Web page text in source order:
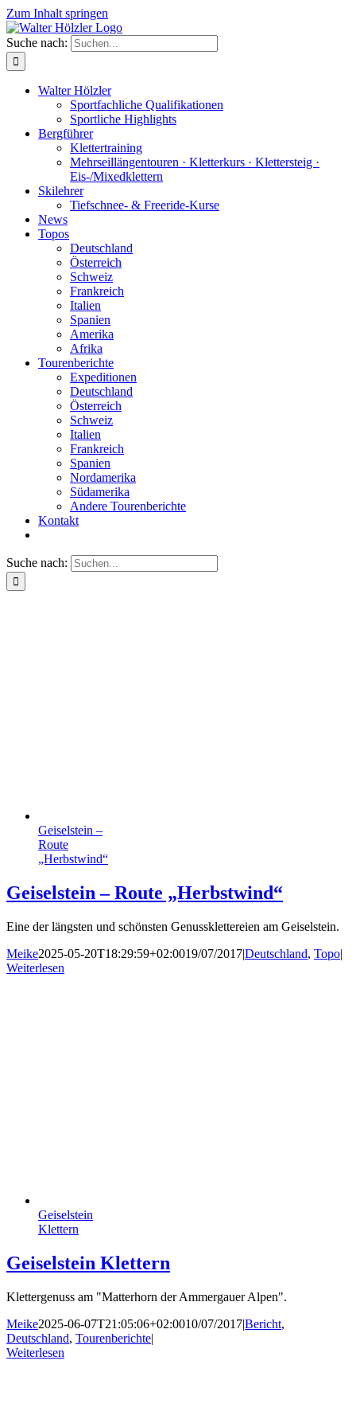
Zum Inhalt springen
Suche nach:
Walter Hölzler
Sportfachliche Qualifikationen
Sportliche Highlights
Bergführer
Klettertraining
Mehrseil­längen­touren · Kletterkurs · Klettersteig ·
Eis-/Mixedklettern
Skilehrer
Tiefschnee- & Freeride-Kurse
News
Topos
Deutschland
Österreich
Schweiz
Frankreich
Italien
Spanien
Amerika
Afrika
Tourenberichte
Expeditionen
Deutschland
Österreich
Schweiz
Italien
Frankreich
Spanien
Nordamerika
Südamerika
Andere Tourenberichte
Kontakt
Suche nach:
Geisel­stein –
Route
„Herbst­wind“
Geisel­stein – Route „Herbst­wind“
Eine der längsten und schönsten Genussklettereien am Geiselstein.
Meike2025-05-20T18:29:59+02:0019/07/2017|Deutschland, Topo|
Weiterlesen
Geisel­stein
Klettern
Geisel­stein Klettern
Klettergenuss am "Matterhorn der Ammergauer Alpen".
Meike2025-06-07T21:05:06+02:0010/07/2017|Bericht,
Deutschland, Tourenberichte|
Weiterlesen